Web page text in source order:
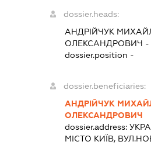
dossier.heads:
АНДРІЙЧУК
ОЛЕКСАНДРОВИЧ -
dossier.position -
dossier.beneficiaries:
АНДРІЙЧУК
ОЛЕКСАНДРОВИЧ
dossier.address:
МІСТО КИЇВ,